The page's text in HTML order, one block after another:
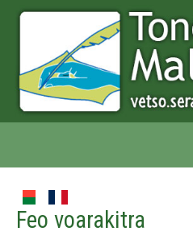
Feo voarakitra